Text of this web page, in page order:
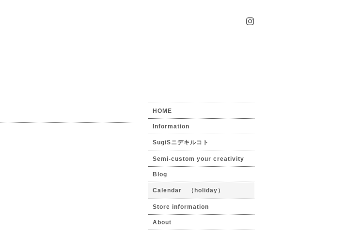
HOME
Information
SugiSニデキルコト
Semi-custom your creativity
Blog
Calendar （holiday）
Store information
About